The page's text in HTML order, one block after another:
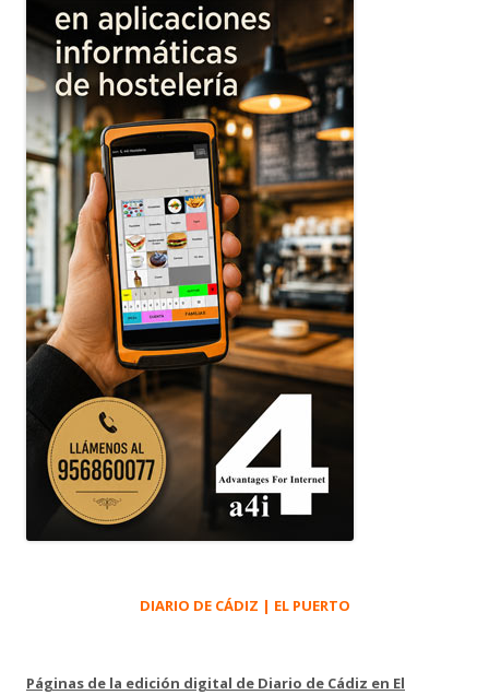
DIARIO DE CÁDIZ | EL PUERTO
Páginas de la edición digital de Diario de Cádiz en El